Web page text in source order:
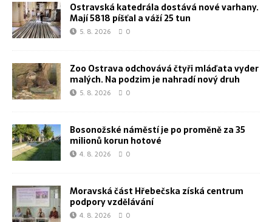
Ostravská katedrála dostává nové varhany.
Mají 5818 píšťal a váží 25 tun
5. 8. 2026 0
Zoo Ostrava odchovává čtyři mláďata vyder
malých. Na podzim je nahradí nový druh
5. 8. 2026 0
Bosonožské náměstí je po proměně za 35
milionů korun hotové
4. 8. 2026 0
Moravská část Hřebečska získá centrum
podpory vzdělávání
4. 8. 2026 0